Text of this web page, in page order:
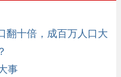
翻十倍，成百万人口大
事